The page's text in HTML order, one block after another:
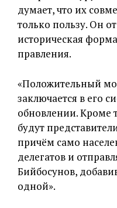
думает, что их
только пользу. Он
историческая
правления.
«Положительный
заключается в его
обновлении. Кроме
будут
причём само
делегатов и
Бийбосунов,
одной».